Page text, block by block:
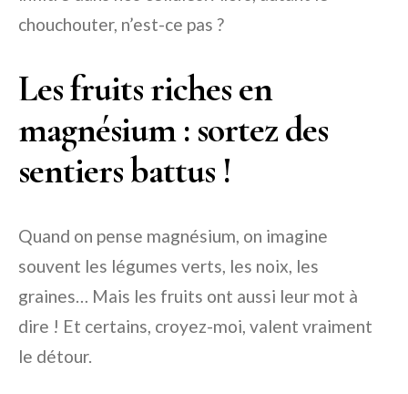
chouchouter, n’est-ce pas ?
Les fruits riches en
magnésium : sortez des
sentiers battus !
Quand on pense magnésium, on imagine
souvent les légumes verts, les noix, les
graines… Mais les fruits ont aussi leur mot à
dire ! Et certains, croyez-moi, valent vraiment
le détour.